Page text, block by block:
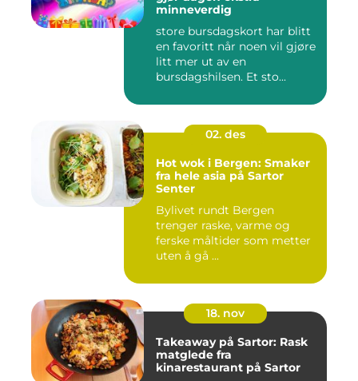
minneverdig
store bursdagskort har blitt
en favoritt når noen vil gjøre
litt mer ut av en
bursdagshilsen. Et sto...
02. des
Hot wok i Bergen: Smaker
fra hele asia på Sartor
Senter
Bylivet rundt Bergen
trenger raske, varme og
ferske måltider som metter
uten å gå ...
18. nov
Takeaway på Sartor: Rask
matglede fra
kinarestaurant på Sartor